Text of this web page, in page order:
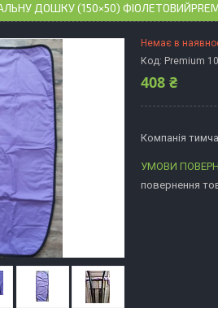
ДОШКУ (150×50)
Немає в
Код: Premium
408 ₴
Компанія
повернення